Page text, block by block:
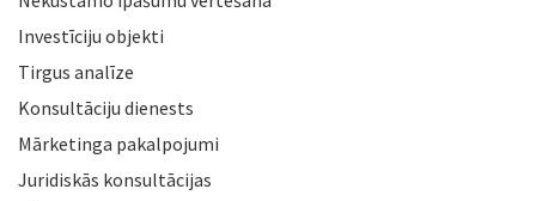
Investīciju objekti
Tirgus analīze
Konsultāciju dienests
Mārketinga pakalpojumi
Juridiskās konsultācijas